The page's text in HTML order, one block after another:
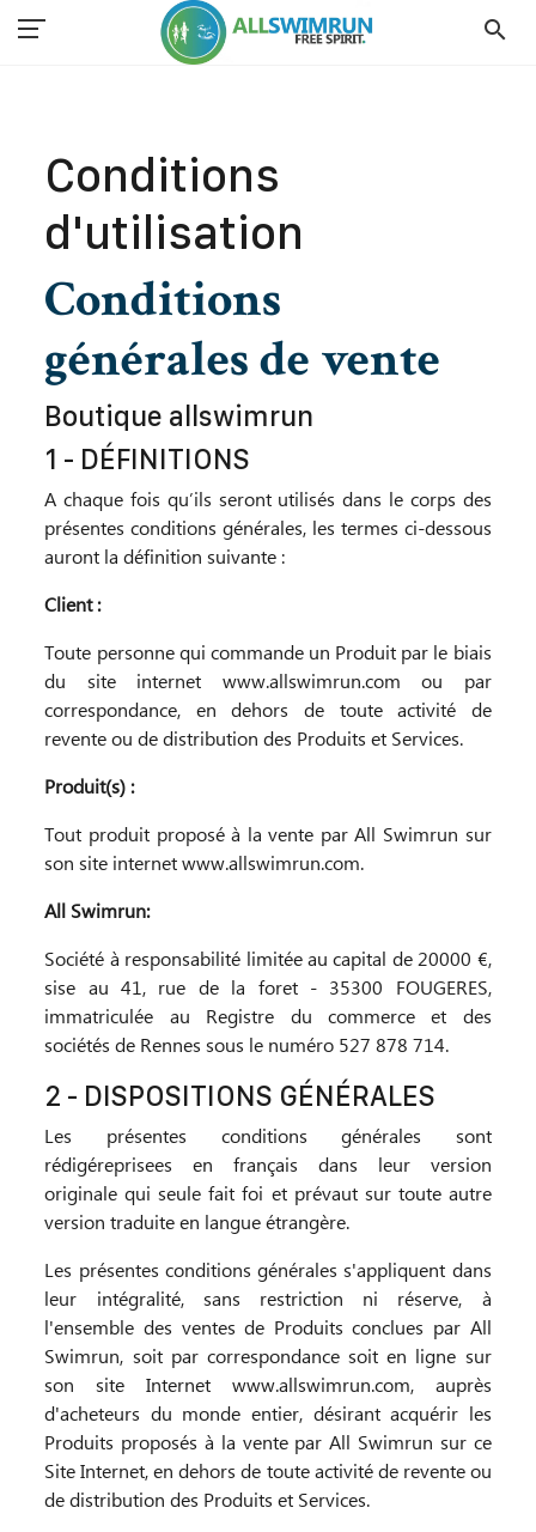
search
Conditions d'utilisation
Conditions
d'utilisation
Conditions
générales de vente
Boutique allswimrun
1 - DÉFINITIONS
A chaque fois qu’ils seront utilisés dans le corps des
présentes conditions générales, les termes ci-dessous
auront la définition suivante :
Client :
Toute personne qui commande un Produit par le biais
du site internet www.allswimrun.com ou par
correspondance, en dehors de toute activité de
revente ou de distribution des Produits et Services.
Produit(s) :
Tout produit proposé à la vente par All Swimrun sur
son site internet www.allswimrun.com.
All Swimrun:
Société à responsabilité limitée au capital de 20000 €,
sise au 41, rue de la foret - 35300 FOUGERES,
immatriculée au Registre du commerce et des
sociétés de Rennes sous le numéro 527 878 714.
2 - DISPOSITIONS GÉNÉRALES
Les présentes conditions générales sont
rédigéreprisees en français dans leur version
originale qui seule fait foi et prévaut sur toute autre
version traduite en langue étrangère.
Les présentes conditions générales s'appliquent dans
leur intégralité, sans restriction ni réserve, à
l'ensemble des ventes de Produits conclues par All
Swimrun, soit par correspondance soit en ligne sur
son site Internet www.allswimrun.com, auprès
d'acheteurs du monde entier, désirant acquérir les
Produits proposés à la vente par All Swimrun sur ce
Site Internet, en dehors de toute activité de revente ou
de distribution des Produits et Services.